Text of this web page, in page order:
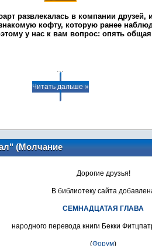
развлекалась в компании друзей,
кофту, которую ранее
у нас к вам вопрос: опять
...
Читать дальше »
(Молчание
Дорогие друзья!
В библиотеку сайта
СЕМНАДЦАТАЯ ГЛАВА
народного перевода книги Бекки
(Форум)